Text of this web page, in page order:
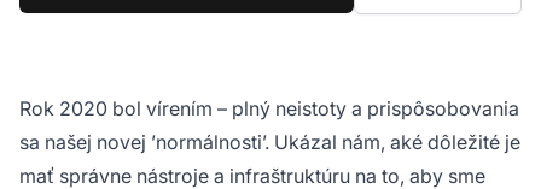
Rok 2020 bol vírením – plný neistoty a prispôsobovania
sa našej novej ’normálnosti’. Ukázal nám, aké dôležité je
mať správne nástroje a infraštruktúru na to, aby sme